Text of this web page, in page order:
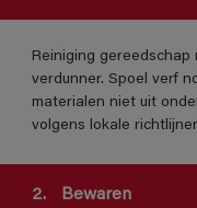
Reiniging
verdunner. Spoel verf
materialen niet uit
volgens lokale
2. Bewaren